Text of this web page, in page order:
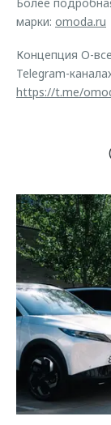
марки: omoda.ru
Концепция O-
Telegram-
https://t.me/